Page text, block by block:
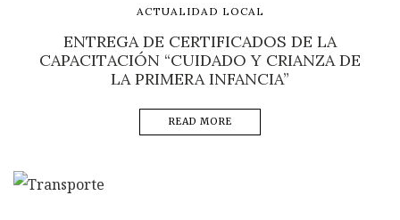
ACTUALIDAD LOCAL
ENTREGA DE CERTIFICADOS DE LA
CAPACITACIÓN “CUIDADO Y CRIANZA DE
LA PRIMERA INFANCIA”
READ MORE